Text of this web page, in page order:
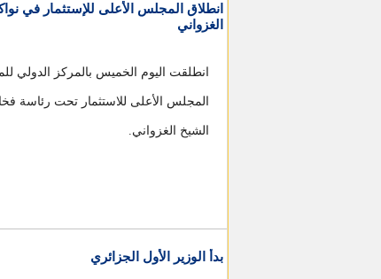
انطلاق المجلس الأعلى للإستثمار في
الغزواني
انطلقت اليوم الخميس بالمركز الدولي
المجلس الأعلى للاستثمار تحت رئاسة
الشيخ الغزواني.
بدأ الوزير الأول الجزائري